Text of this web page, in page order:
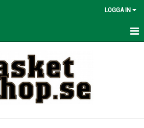
LOGGA IN